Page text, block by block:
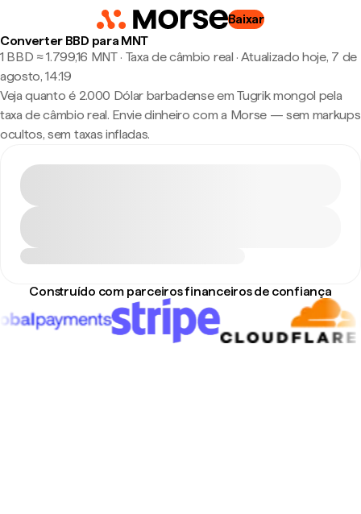
Baixar
Converter BBD para MNT
1 BBD ≈ 1.799,16 MNT · Taxa de câmbio real · Atualizado hoje, 7 de
agosto, 14:19
Veja quanto é 2.000 Dólar barbadense em Tugrik mongol pela
taxa de câmbio real. Envie dinheiro com a Morse — sem markups
ocultos, sem taxas infladas.
Construído com parceiros financeiros de confiança